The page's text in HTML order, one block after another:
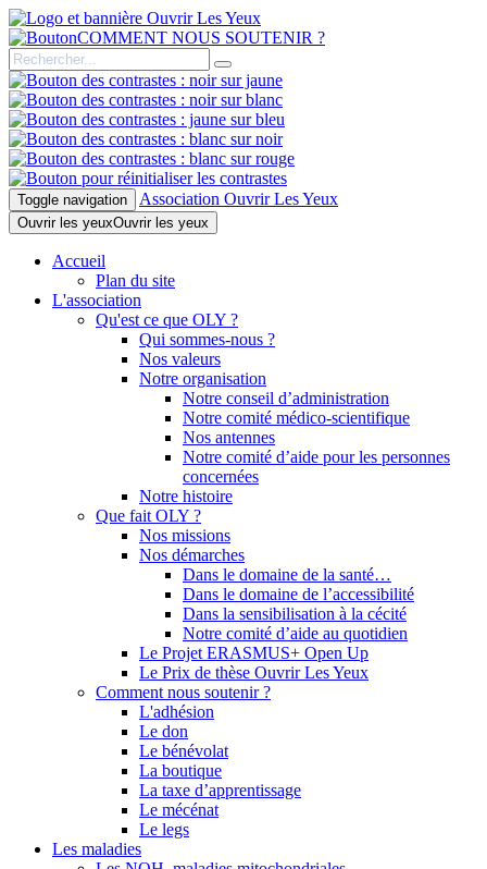
COMMENT NOUS SOUTENIR ?
Toggle navigation Association Ouvrir Les Yeux
Ouvrir les yeuxOuvrir les yeux
Accueil
Plan du site
L'association
Qu'est ce que OLY ?
Qui sommes-nous ?
Nos valeurs
Notre organisation
Notre conseil d’administration
Notre comité médico-scientifique
Nos antennes
Notre comité d’aide pour les personnes
concernées
Notre histoire
Que fait OLY ?
Nos missions
Nos démarches
Dans le domaine de la santé…
Dans le domaine de l’accessibilité
Dans la sensibilisation à la cécité
Notre comité d’aide au quotidien
Le Projet ERASMUS+ Open Up
Le Prix de thèse Ouvrir Les Yeux
Comment nous soutenir ?
L'adhésion
Le don
Le bénévolat
La boutique
La taxe d’apprentissage
Le mécénat
Le legs
Les maladies